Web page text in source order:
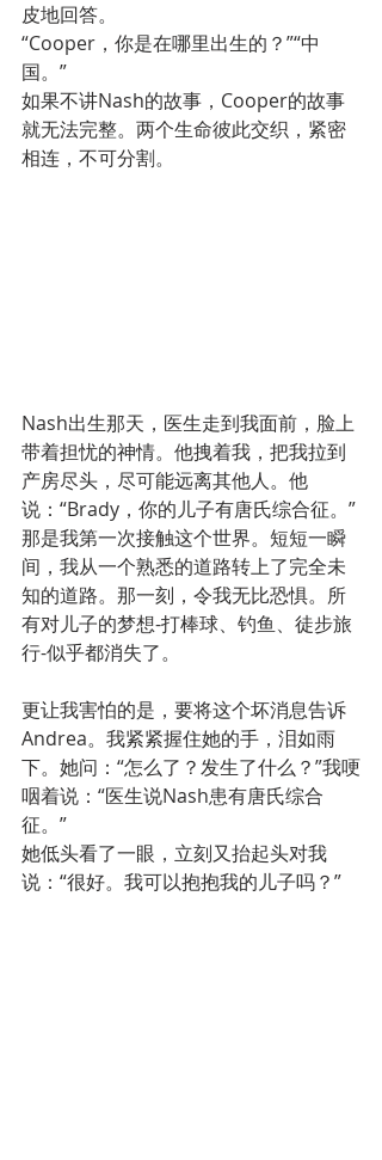
皮地回答。
“Cooper，你是在哪里出生的？”“中
国。”
如果不讲Nash的故事，Cooper的故事
就无法完整。两个生命彼此交织，紧密
相连，不可分割。
Nash出生那天，医生走到我面前，脸上
带着担忧的神情。他拽着我，把我拉到
产房尽头，尽可能远离其他人。他
说：“Brady，你的儿子有唐氏综合征。”
那是我第一次接触这个世界。短短一瞬
间，我从一个熟悉的道路转上了完全未
知的道路。那一刻，令我无比恐惧。所
有对儿子的梦想-打棒球、钓鱼、徒步旅
行-似乎都消失了。
更让我害怕的是，要将这个坏消息告诉
Andrea。我紧紧握住她的手，泪如雨
下。她问：“怎么了？发生了什么？”我哽
咽着说：“医生说Nash患有唐氏综合
征。”
她低头看了一眼，立刻又抬起头对我
说：“很好。我可以抱抱我的儿子吗？”